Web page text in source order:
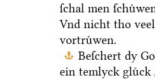
ſchal men
Vnd nicht tho veel
vortruͤwen.
Beſchert dy
ein temlyck gluͤck